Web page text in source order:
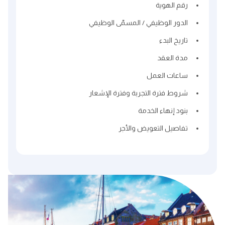
رقم الهوية
الدور الوظيفي / المسمّى الوظيفي
تاريخ البدء
مدة العقد
ساعات العمل
شروط فترة التجربة وفترة الإشعار
بنود إنهاء الخدمة
تفاصيل التعويض والأجر